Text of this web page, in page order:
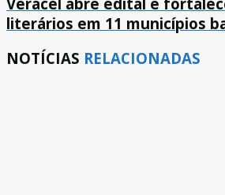
literários em 11 municípios
NOTÍCIAS RELACIONADAS